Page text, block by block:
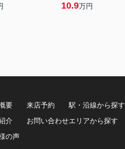
10.9万円
要
介
の声
来店予約
お問い合わせ
駅・沿線から探す
エリアから探す